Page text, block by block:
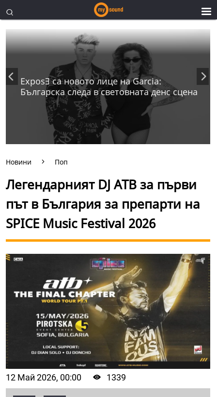
ExposƎ са новото лице на Garcia:
Българска следа в световната денс сцена
Новини Поп
Легендарният DJ ATB за първи
път в България за препарти на
SPICE Music Festival 2026
12 Май 2026, 00:00 1339